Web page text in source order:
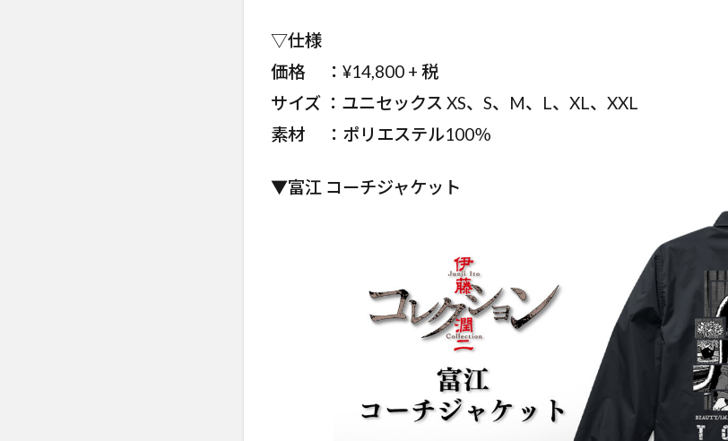
▽仕様
価格 ：¥14,800 + 税
サイズ ：ユニセックス XS、S、M、L、XL、XXL
素材 ：ポリエステル100％
▼富江 コーチジャケット